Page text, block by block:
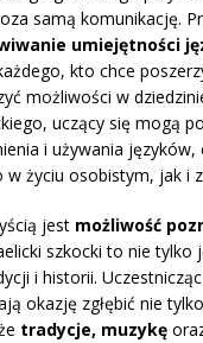
samą komunikację.
umiejętności
kto chce
możliwości w
uczący się mogą
i używania języków,
w życiu osobistym, jak i
jest możliwość
szkocki to nie tylko
i historii.
okazję zgłębić nie
tradycje, muzykę